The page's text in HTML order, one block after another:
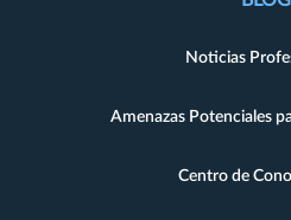
Noticias
Amenazas Potenciales
Centro de